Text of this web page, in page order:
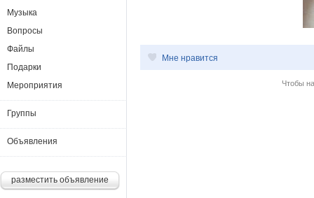
Мне нравится
Чтобы
Музыка
Вопросы
Файлы
Подарки
Мероприятия
Группы
Объявления
разместить объявление